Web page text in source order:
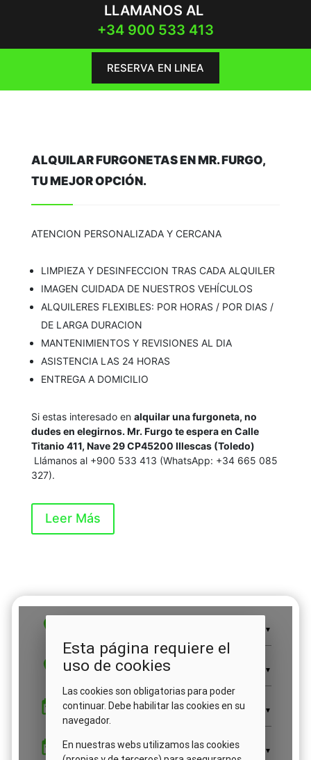
LLAMANOS AL
+34 900 533 413
RESERVA EN LINEA
ALQUILAR FURGONETAS EN MR. FURGO,
TU MEJOR OPCIÓN.
ATENCION PERSONALIZADA Y CERCANA
LIMPIEZA Y DESINFECCION TRAS CADA ALQUILER
IMAGEN CUIDADA DE NUESTROS VEHÍCULOS
ALQUILERES FLEXIBLES: POR HORAS / POR DIAS /
DE LARGA DURACION
MANTENIMIENTOS Y REVISIONES AL DIA
ASISTENCIA LAS 24 HORAS
ENTREGA A DOMICILIO
Si estas interesado en alquilar una furgoneta, no
dudes en elegirnos. Mr. Furgo te espera en Calle
Titanio 411, Nave 29 CP45200 Illescas (Toledo)
Llámanos al +900 533 413 (WhatsApp: +34 665 085
327).
Leer Más